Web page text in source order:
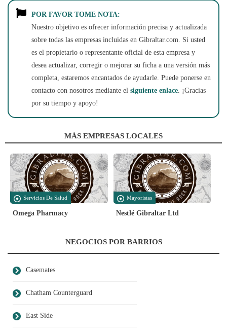
POR FAVOR TOME NOTA:
Nuestro objetivo es ofrecer información precisa y actualizada
sobre todas las empresas incluidas en Gibraltar.com. Si usted
es el propietario o representante oficial de esta empresa y
desea actualizar, corregir o mejorar su ficha a una versión más
completa, estaremos encantados de ayudarle. Puede ponerse en
contacto con nosotros mediante el siguiente enlace. ¡Gracias
por su tiempo y apoyo!
MÁS EMPRESAS LOCALES
Servicios De Salud
Omega Pharmacy
Mayoristas
Nestlé Gibraltar Ltd
NEGOCIOS POR BARRIOS
Casemates
Chatham Counterguard
East Side